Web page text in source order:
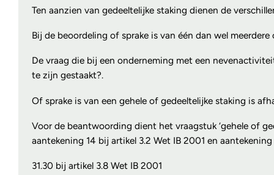
Ten aanzien van gedeeltelijke staking dienen de
Bij de beoordeling of sprake is van één dan wel
De vraag die bij een onderneming met een
te zijn gestaakt?.
Of sprake is van een gehele of gedeeltelijke staking is
Voor de beantwoording dient het vraagstuk ‘gehele of
aantekening 14 bij artikel 3.2 Wet IB 2001 en aantekening
31.30 bij artikel 3.8 Wet IB 2001